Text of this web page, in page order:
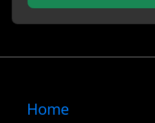
Home